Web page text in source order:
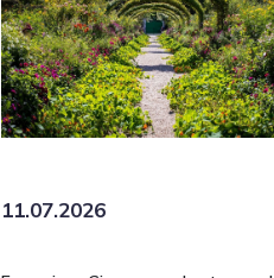
11.07.2026